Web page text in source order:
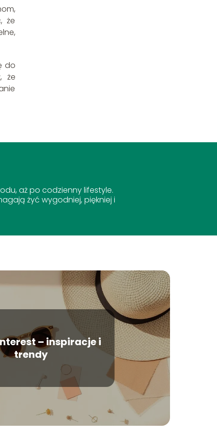
że
do
że
aż po codzienny lifestyle.
żyć wygodniej, piękniej i
– inspiracje i
trendy